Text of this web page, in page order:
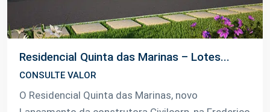
Residencial Quinta das Marinas – Lotes...
CONSULTE VALOR
O Residencial Quinta das Marinas, novo